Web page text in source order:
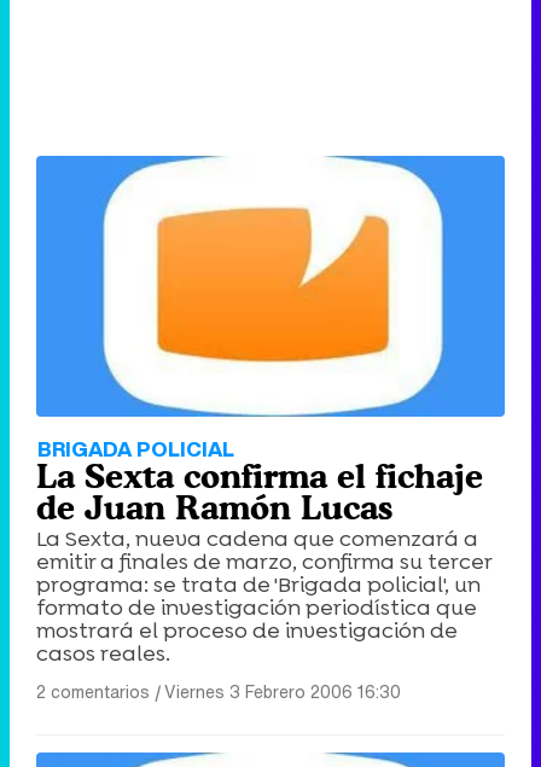
BRIGADA POLICIAL
La Sexta confirma el fichaje
de Juan Ramón Lucas
La Sexta, nueva cadena que comenzará a
emitir a finales de marzo, confirma su tercer
programa: se trata de 'Brigada policial', un
formato de investigación periodística que
mostrará el proceso de investigación de
casos reales.
2 comentarios |Viernes 3 Febrero 2006 16:30